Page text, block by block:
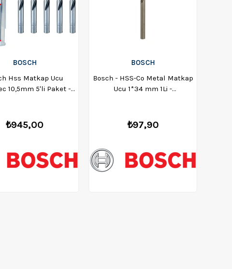
BOSCH
Hss Matkap Ucu
10,5mm 5'li Paket -
₺945,00
BOSCH
Bosch - HSS-Co Metal Matkap
Ucu 1*34 mm 1Li -
₺97,90